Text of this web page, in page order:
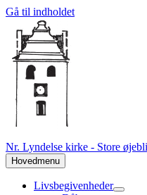
Gå til indholdet
Nr. Lyndelse kirke - Store
Hovedmenu
Livsbegivenheder